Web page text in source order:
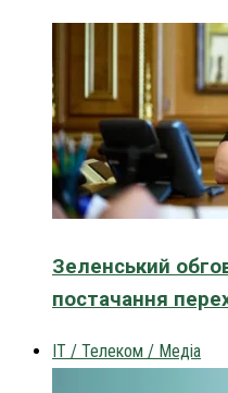
Зеленський
постачання
IT / Телеком / Медіа